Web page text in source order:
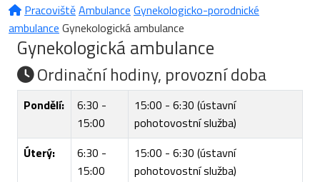
PracovištěAmbulance Gynekologicko-porodnické
ambulance Gynekologická ambulance
Gynekologická ambulance
Ordinační hodiny, provozní doba
Pondělí:
6:30 -
15:00
15:00 - 6:30 (ústavní
pohotovostní služba)
Úterý:
6:30 -
15:00
15:00 - 6:30 (ústavní
pohotovostní služba)